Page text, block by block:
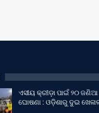
ଏସୀୟ କ୍ରୀଡ଼ା ପାଇଁ ୨୦
ଘୋଷଣା : ଓଡ଼ିଶାରୁ ଦୁଇ